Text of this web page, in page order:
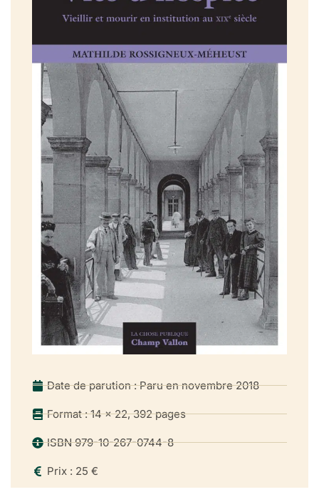
Date de parution : Paru en novembre 2018
Format : 14 x 22, 392 pages
ISBN 979-10-267-0744-8
Prix : 25 €